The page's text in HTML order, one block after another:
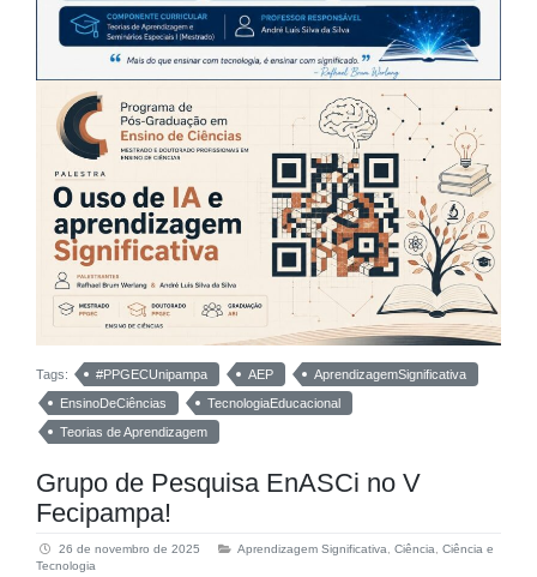
Tags: #PPGECUnipampa AEP
AprendizagemSignificativa
EnsinoDeCiências
TecnologiaEducacional
Teorias de Aprendizagem
Grupo de Pesquisa EnASCi no V
Fecipampa!
26 de novembro de 2025 Aprendizagem Significativa Ciência
Ciência e
Tecnologia